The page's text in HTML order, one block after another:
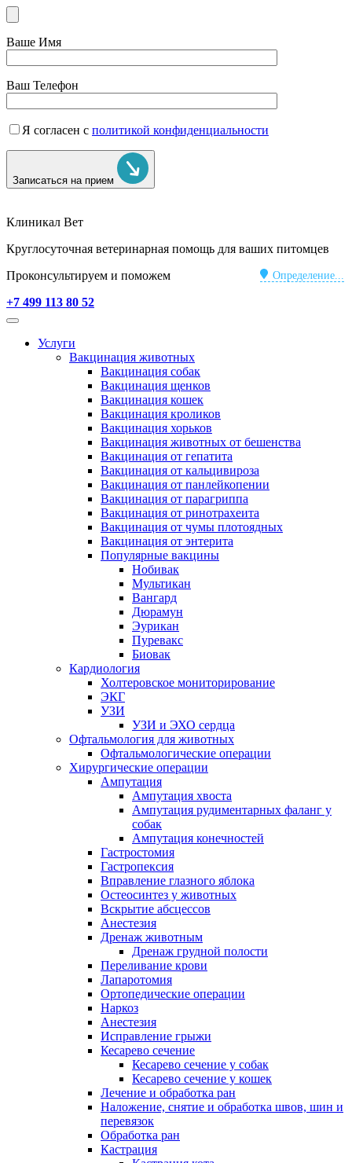
Ваше Имя
Ваш Телефон
Я согласен с политикой конфиденциальности
Записаться на прием
Клиникал Вет
Круглосуточная ветеринарная помощь для ваших питомцев
Определение...
Проконсультируем и поможем
+7 499 113 80 52
Услуги
Вакцинация животных
Вакцинация собак
Вакцинация щенков
Вакцинация кошек
Вакцинация кроликов
Вакцинация хорьков
Вакцинация животных от бешенства
Вакцинация от гепатита
Вакцинация от кальцивироза
Вакцинация от панлейкопении
Вакцинация от парагриппа
Вакцинация от ринотрахеита
Вакцинация от чумы плотоядных
Вакцинация от энтерита
Популярные вакцины
Нобивак
Мультикан
Вангард
Дюрамун
Эурикан
Пуревакс
Биовак
Кардиология
Холтеровское мониторирование
ЭКГ
УЗИ
УЗИ и ЭХО сердца
Офтальмология для животных
Офтальмологические операции
Хирургические операции
Ампутация
Ампутация хвоста
Ампутация рудиментарных фаланг у
собак
Ампутация конечностей
Гастростомия
Гастропексия
Вправление глазного яблока
Остеосинтез у животных
Вскрытие абсцессов
Анестезия
Дренаж животным
Дренаж грудной полости
Переливание крови
Лапаротомия
Ортопедические операции
Наркоз
Анестезия
Исправление грыжи
Кесарево сечение
Кесарево сечение у собак
Кесарево сечение у кошек
Лечение и обработка ран
Наложение, снятие и обработка швов, шин и
перевязок
Обработка ран
Кастрация